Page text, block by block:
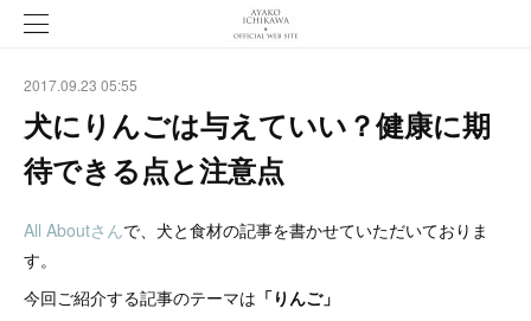
2017.09.23 05:55
犬にりんごは与えていい？健康に期
待できる点と注意点
All Aboutさんで、犬と食材の記事を書かせていただいておりま
す。
今回ご紹介する記事のテーマは 「りんご」